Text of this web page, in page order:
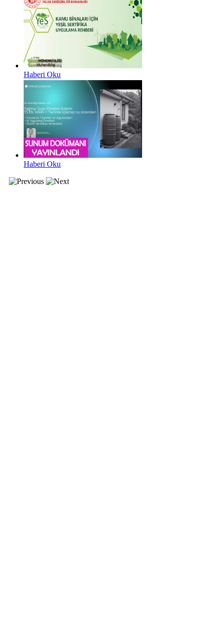
Haberi Oku
Haberi Oku